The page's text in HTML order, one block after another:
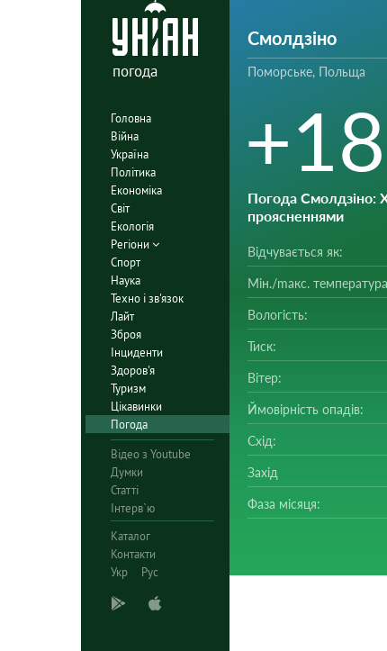
погода
Головна
Війна
Україна
Політика
Економіка
Світ
Екологія
Регіони
Спорт
Наука
Техно і зв'язок
Лайт
Зброя
Інциденти
Здоров'я
Туризм
Цікавинки
Погода
Відео з Youtube
Думки
Статті
Інтерв`ю
Каталог
Контакти
Укр
Рус
Смолдзіно
Поморське, Польща
Погода Смолдзіно:
проясненнями
Відчувається як:
Мін./mакс.
Вологість:
Тиск:
Вітер:
Ймовірність опадів:
Схід:
Захід
Фаза місяця: